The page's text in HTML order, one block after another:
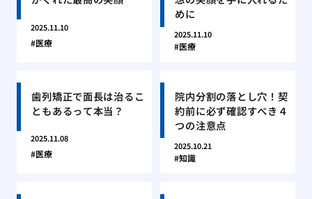
2025.11.10
医療
めに
2025.11.10
医療
歯列矯正で面長は治るこ
ともあるって本当？
2025.11.08
医療
院内分割の落とし穴！契
約前に必ず確認すべき４
つの注意点
2025.10.21
知識